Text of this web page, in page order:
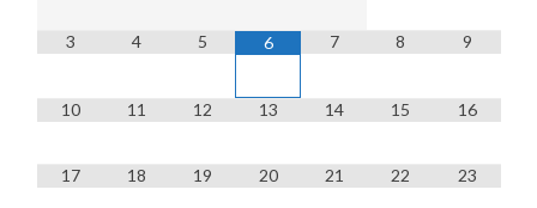
3 4 5 6 7 8 9
10 11 12 13 14 15 16
17 18 19 20 21 22 23